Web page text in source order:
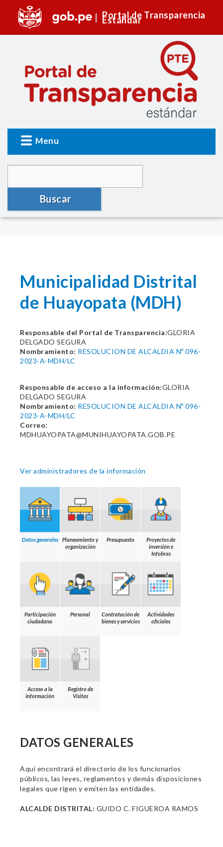
Portal de Transparencia
Estándar
Menu
Buscar
Municipalidad Distrital
de Huayopata (MDH)
Responsable del Portal de Transparencia:GLORIA
DELGADO SEGURA
Nombramiento: RESOLUCION DE ALCALDIA Nº 096-
2023-A-MDH/LC
Responsable de acceso a la información:GLORIA
DELGADO SEGURA
Nombramiento: RESOLUCION DE ALCALDIA Nº 096-
2023-A-MDH/LC
Correo:
MDHUAYOPATA@MUNIHUAYOPATA.GOB.PE
Ver administradores de la información
Datos generales
Planeamiento y
organización
Presupuesto
Proyectos de
inversión e
Infobras
Participación
ciudadana
Personal
Contratación de
bienes y servicios
Actividades
oficiales
Acceso a la
información
Registro de
Visitas
DATOS GENERALES
Aquí encontrará el directorio de los funcionarios
públicos, las leyes, reglamentos y demás disposiciones
legales que rigen y emiten las entidades.
ALCALDE DISTRITAL: GUIDO C. FIGUEROA RAMOS